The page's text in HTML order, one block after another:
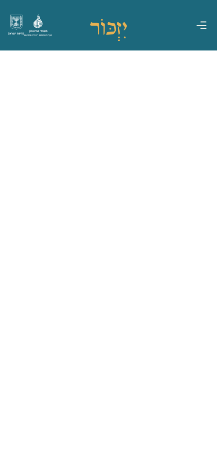
מדינת ישראל
משרד הביטחון
אגף משפחות, הנצחה ומורשת